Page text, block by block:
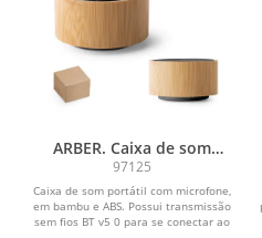
ARBER. Caixa de som
portátil com microfone e
autonomia de 2h (300
mAh), em bambu e ABS
97125
Caixa de som portátil com microfone,
em bambu e ABS. Possui transmissão
sem fios BT v5 0 para se conectar ao